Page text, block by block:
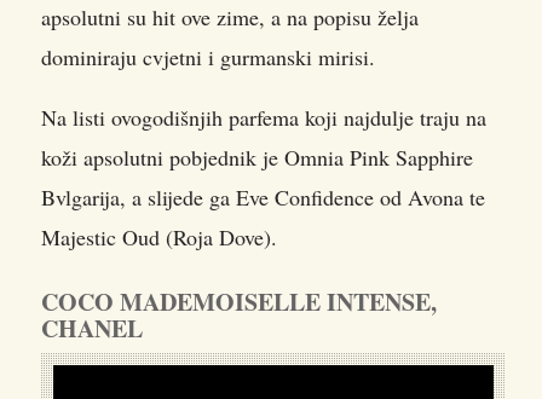
apsolutni su hit ove zime, a na popisu želja
dominiraju cvjetni i gurmanski mirisi.
Na listi ovogodišnjih parfema koji najdulje traju na
koži apsolutni pobjednik je Omnia Pink Sapphire
Bvlgarija, a slijede ga Eve Confidence od Avona te
Majestic Oud (Roja Dove).
COCO MADEMOISELLE INTENSE,
CHANEL